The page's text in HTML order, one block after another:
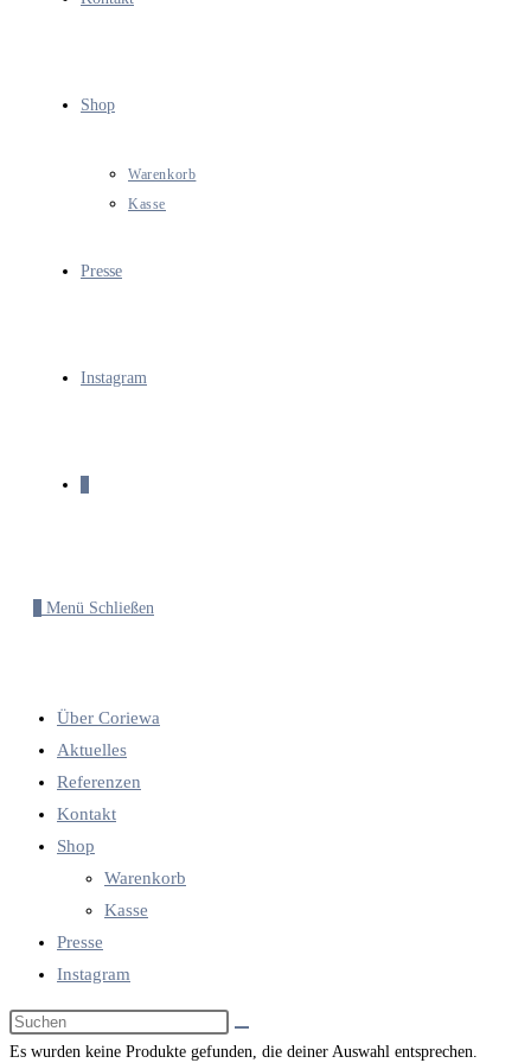
Shop
Warenkorb
Kasse
Presse
Instagram
Menü Schließen
Über Coriewa
Aktuelles
Referenzen
Kontakt
Shop
Warenkorb
Kasse
Presse
Instagram
Diese
Website
Es wurden keine Produkte gefunden, die deiner Auswahl entsprechen.